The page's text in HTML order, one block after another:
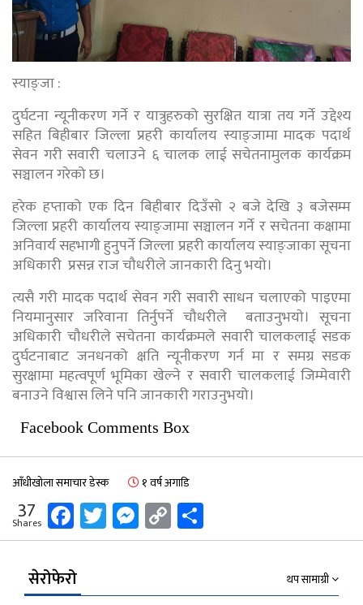
स्याङ्जा :
दुर्घटना न्यूनीकरण गर्ने र यात्रुहरुको सुरक्षित यात्रा तय गर्ने उद्देश्य
सहित बिहीबार जिल्ला प्रहरी कार्यालय स्याङ्जामा मादक पदार्थ
सेवन गरी सवारी चलाउने ६ चालक लाई सचेतनामुलक कार्यक्रम
सञ्चालन गरेको छ।
हरेक हप्ताको एक दिन बिहीबार दिउँसो २ बजे देखि ३ बजेसम्म
जिल्ला प्रहरी कार्यालय स्याङ्जामा सञ्चालन गर्ने र सचेतना कक्षामा
अनिवार्य सहभागी हुनुपर्ने जिल्ला प्रहरी कार्यालय स्याङ्जाका सूचना
अधिकारी प्रसन्न राज चौधरीले जानकारी दिनु भयो।
त्यसै गरी मादक पदार्थ सेवन गरी सवारी साधन चलाएको पाइएमा
नियमानुसार जरिवाना तिर्नुपर्ने चौधरीले बताउनुभयाे। सूचना
अधिकारी चौधरीले सचेतना कार्यक्रमले सवारी चालकलाई सडक
दुर्घटनाबाट जनधनको क्षति न्यूनीकरण गर्न मा र समग्र सडक
सुरक्षामा महत्वपूर्ण भूमिका खेल्ने र सवारी चालकलाई जिम्मेवारी
बनाउने विश्वास लिने पनि जानकारी गराउनुभयो।
Facebook Comments Box
आँधीखोला समाचार डेस्क १ वर्ष अगाडि
37
Shares Facebook
Twitter
Messenger
Copy
Link
सेरोफेरो थप सामाग्री